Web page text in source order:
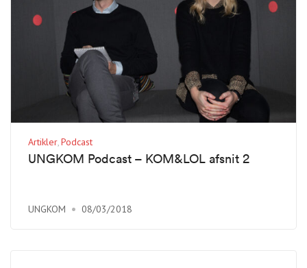
Artikler Podcast
UNGKOM Podcast – KOM&LOL afsnit 2
UNGKOM 08/03/2018